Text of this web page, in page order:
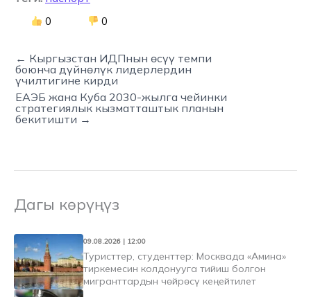
0 0
← Кыргызстан ИДПнын өсүү темпи
боюнча дүйнөлүк лидерлердин
үчилтигине кирди
ЕАЭБ жана Куба 2030-жылга чейинки
стратегиялык кызматташтык планын
бекитишти →
Дагы көрүңүз
09.08.2026 | 12:00
Туристтер, студенттер: Москвада «Амина»
тиркемесин колдонууга тийиш болгон
мигранттардын чөйрөсү кеңейтилет